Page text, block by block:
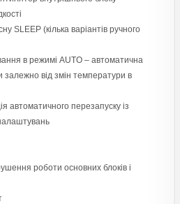
SLЕЕР (кілька варіантів ручного
в режимі AUTO – автоматична
залежно від змін температури в
автоматичного перезапуску із
роботи основних блоків і